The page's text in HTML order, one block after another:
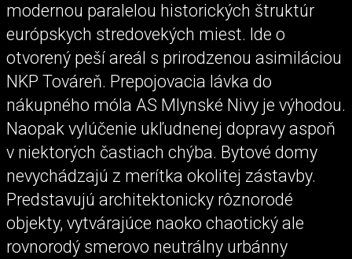
modernou paralelou historických štruktúr
európskych stredovekých miest. Ide o
otvorený peší areál s prirodzenou asimiláciou
NKP Továreň. Prepojovacia lávka do
nákupného móla AS Mlynské Nivy je výhodou.
Naopak vylúčenie ukľudnenej dopravy aspoň
v niektorých častiach chýba. Bytové domy
nevychádzajú z merítka okolitej zástavby.
Predstavujú architektonicky rôznorodé
objekty, vytvárajúce naoko chaotický ale
rovnorodý smerovo neutrálny urbánny